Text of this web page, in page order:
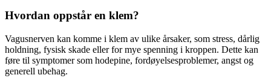
Hvordan oppstår en klem?
Vagusnerven kan komme i klem av ulike årsaker, som stress, dårlig
holdning, fysisk skade eller for mye spenning i kroppen. Dette kan
føre til symptomer som hodepine, fordøyelsesproblemer, angst og
generell ubehag.